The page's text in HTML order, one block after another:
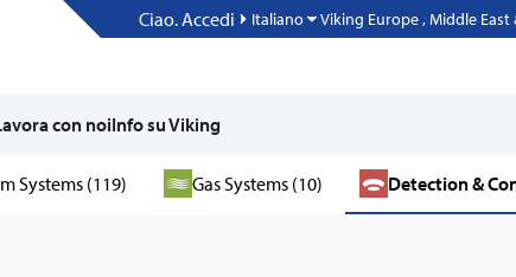
Ciao. Accedi Italiano Viking Europe , Middle East
con noiInfo su Viking
Systems (119) Gas Systems (10) Detection &